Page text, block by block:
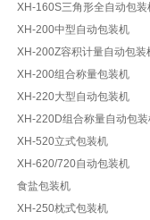
XH-160S三角形全自动包装
XH-200中型自动包装机
XH-200Z容积计量自动包装
XH-200组合称量包装机
XH-220大型自动包装机
XH-220D组合称量自动包装
XH-520立式包装机
XH-620/720自动包装机
食盐包装机
XH-250枕式包装机